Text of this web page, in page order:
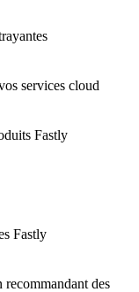
services cloud
Fastly
Fastly
des